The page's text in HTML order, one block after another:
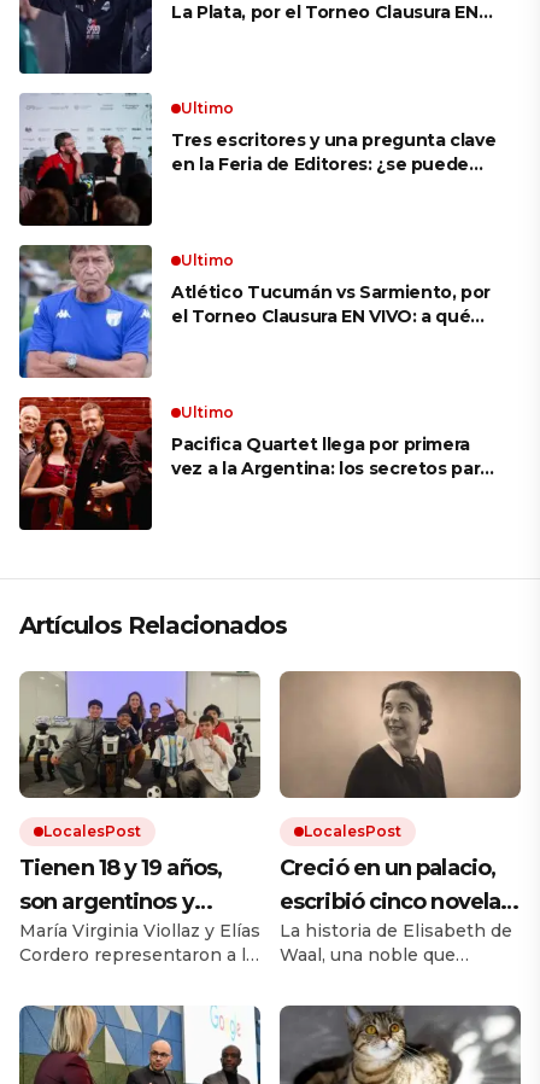
La Plata, por el Torneo Clausura EN
Ultimo
Tres escritores y una pregunta clave
en la Feria de Editores: ¿se puede
Ultimo
Atlético Tucumán vs Sarmiento, por
el Torneo Clausura EN VIVO: a qué
Ultimo
Pacifica Quartet llega por primera
vez a la Argentina: los secretos para
Artículos Relacionados
LocalesPost
Tienen 18 y 19 años,
son argentinos y
obtuvieron un
reconocimiento en el
Mundial de Robótica
en Corea del Sur:
«Fuimos con la
María Virginia Viollaz y Elías
Cordero representaron a la
en la categoría Technical
Challenge de Fútbol
Autónomo en la RoboCop
2026. Viajaron a la ciudad
LocalesPost
Creció en un palacio,
escribió cinco novelas
y murió sin publicar
ninguna: décadas
después, su nieto hizo
que el mundo la leyera
La historia de Elisabeth de
Waal, una noble que
época. Su nieto Edmund,
también escritor, rescató
sus manuscritos.